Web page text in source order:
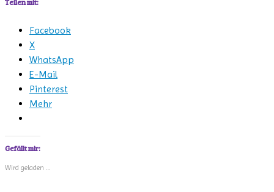
Teilen mit:
Facebook
X
WhatsApp
E-Mail
Pinterest
Mehr
Gefällt mir:
Wird geladen …